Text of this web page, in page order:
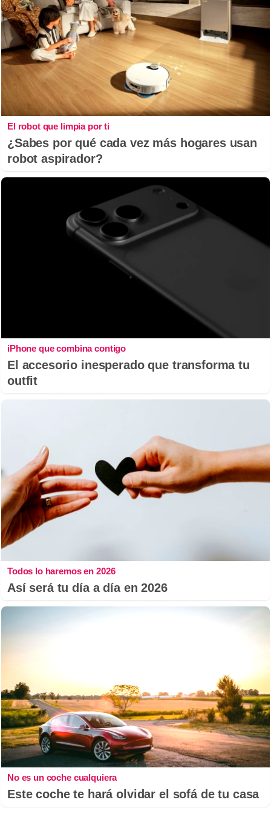
El robot que limpia por ti
¿Sabes por qué cada vez más hogares usan
robot aspirador?
iPhone que combina contigo
El accesorio inesperado que transforma tu
outfit
Todos lo haremos en 2026
Así será tu día a día en 2026
No es un coche cualquiera
Este coche te hará olvidar el sofá de tu casa